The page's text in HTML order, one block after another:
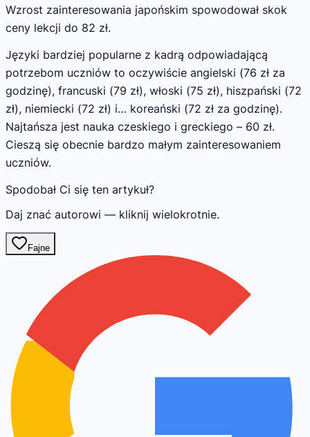
Wzrost zainteresowania japońskim spowodował skok
ceny lekcji do 82 zł.
Języki bardziej popularne z kadrą odpowiadającą
potrzebom uczniów to oczywiście angielski (76 zł za
godzinę), francuski (79 zł), włoski (75 zł), hiszpański (72
zł), niemiecki (72 zł) i… koreański (72 zł za godzinę).
Najtańsza jest nauka czeskiego i greckiego – 60 zł.
Cieszą się obecnie bardzo małym zainteresowaniem
uczniów.
Spodobał Ci się ten artykuł?
Daj znać autorowi — kliknij wielokrotnie.
Fajne